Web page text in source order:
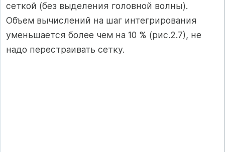
сеткой (без выделения головной волны).
Объем вычислений на шаг интегрирования
уменьшается более чем на 10 % (рис.2.7), не
надо перестраивать сетку.